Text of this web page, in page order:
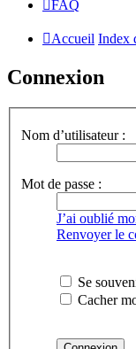
FAQ
Accueil Index
Connexion
Nom d’utilisateur :
Mot de passe :
J’ai oublié
Renvoyer le
Se
Cacher